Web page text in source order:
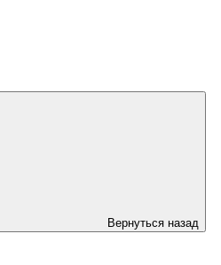
Вернуться назад